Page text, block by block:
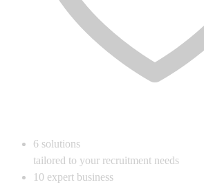
6 solutions
tailored to your recruitment needs
10 expert business